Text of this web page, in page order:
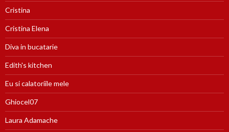
Cristina
Cristina Elena
Diva in bucatarie
Edith's kitchen
Eu si calatoriile mele
Ghiocel07
Laura Adamache